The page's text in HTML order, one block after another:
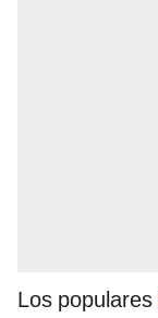
Los populares